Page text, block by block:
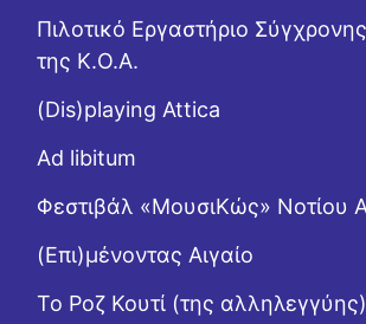
Πιλοτικό Εργαστήριο
της Κ.Ο.Α.
(Dis)playing Attica
Ad libitum
Φεστιβάλ «ΜουσιΚώς» Νοτίου
(Επι)μένοντας Αιγαίο
Το Ροζ Κουτί (της αλληλεγγύης)